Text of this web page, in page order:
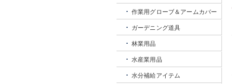
作業用グローブ＆アームカバー
ガーデニング道具
林業用品
水産業用品
水分補給アイテム